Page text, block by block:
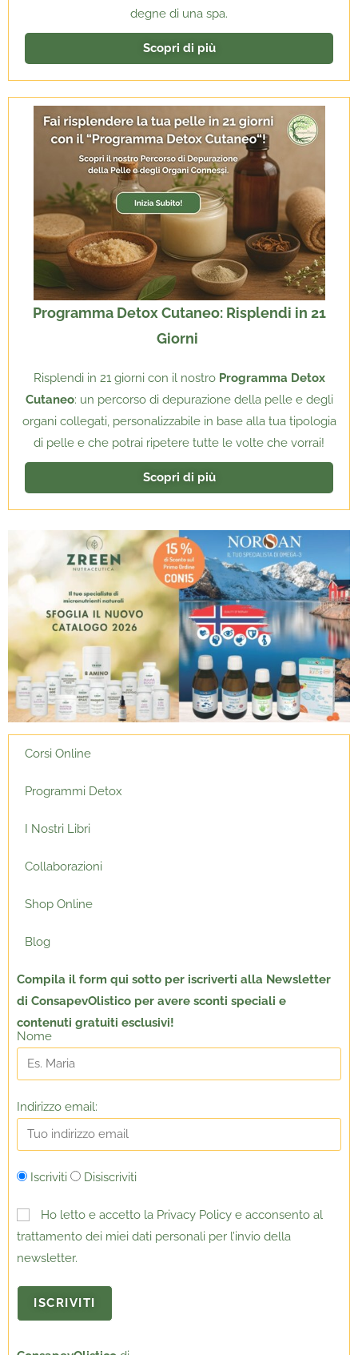
degne di una spa.
Scopri di più
Programma Detox Cutaneo: Risplendi in 21
Giorni
Risplendi in 21 giorni con il nostro Programma Detox
Cutaneo: un percorso di depurazione della pelle e degli
organi collegati, personalizzabile in base alla tua tipologia
di pelle e che potrai ripetere tutte le volte che vorrai!
Scopri di più
Corsi Online
Programmi Detox
I Nostri Libri
Collaborazioni
Shop Online
Blog
Compila il form qui sotto per iscriverti alla Newsletter
di ConsapevOlistico per avere sconti speciali e
contenuti gratuiti esclusivi!
Nome
Indirizzo email:
Iscriviti Disiscriviti
Ho letto e accetto la Privacy Policy e acconsento al
trattamento dei miei dati personali per l’invio della
newsletter.